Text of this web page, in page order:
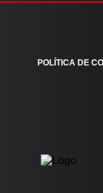
POLÍTICA DE